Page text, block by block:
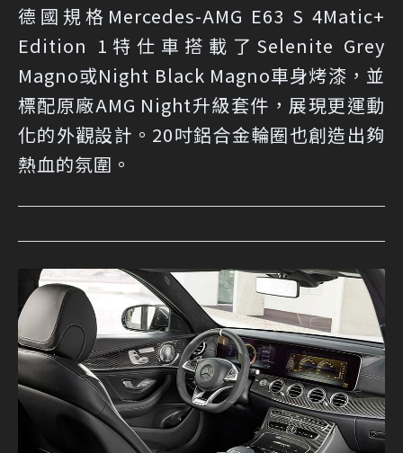
德國規格Mercedes-AMG E63 S 4Matic+
Edition 1特仕車搭載了Selenite Grey
Magno或Night Black Magno車身烤漆，並
標配原廠AMG Night升級套件，展現更運動
化的外觀設計。20吋鋁合金輪圈也創造出夠
熱血的氛圍。